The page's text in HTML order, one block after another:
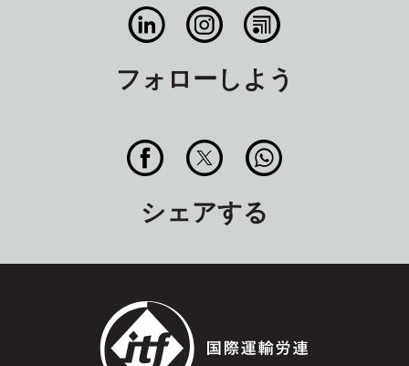
フォローしよう
シェアする